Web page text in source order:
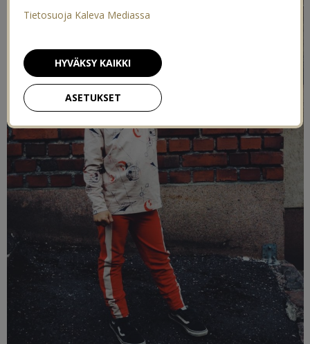
Tietosuoja Kaleva Mediassa
ASETUKSET
HYVÄKSY KAIKKI